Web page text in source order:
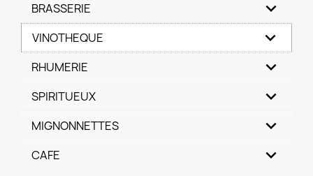
BRASSERIE
VINOTHEQUE
RHUMERIE
SPIRITUEUX
MIGNONNETTES
CAFE